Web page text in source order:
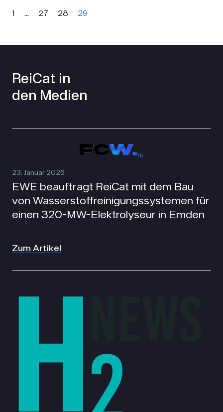
1 … 27 28 29
ReiCat in
den Medien
23. Januar 2026
EWE beauftragt ReiCat mit dem Bau
von Wasserstoffreinigungssystemen für
einen 320-MW-Elektrolyseur in Emden
Zum Artikel